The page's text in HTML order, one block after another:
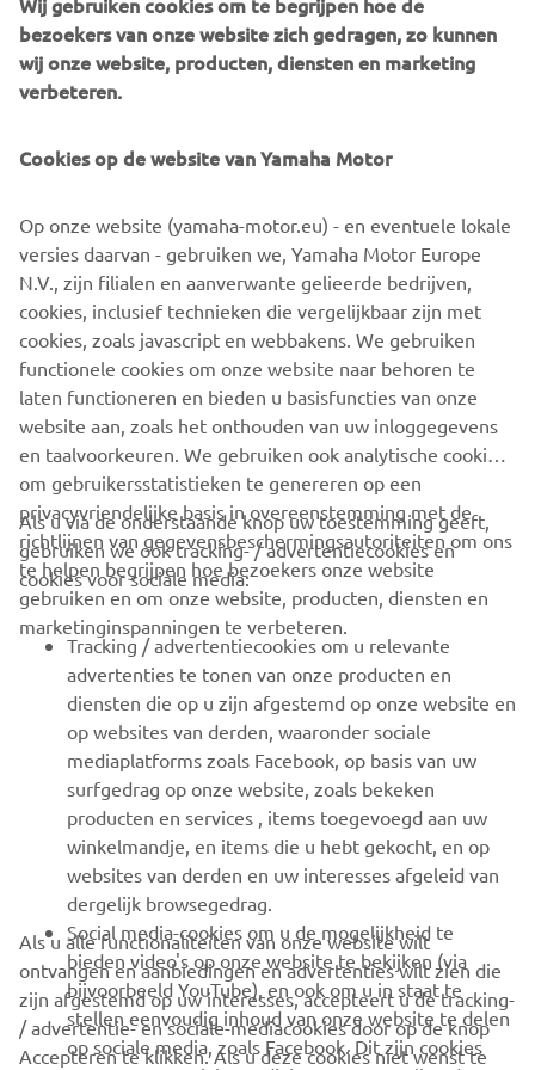
waarmee eigenaars de kleur en
afwerking naar eigen wens kunnen aanpassen om zo een
uniek, one-of- a-kind vaartuig te creëren. Hun range is
die vindt dat varen elegant, gedistingeerd en van alle
gemakken voorzien moet zijn.
1/10
OFFICIËLE WEBSITE VAN INVICTUS
CORPORATE
VOOR BEDRIJVEN
MEER YAMAHA
ONDERSTEUNING
NIEUWSBRIEF
Wees de eerste die meer te weten komt over de nieuwste deals,
speciale evenementen, nieuwe producten en nog veel meer
ABONNEREN
bezoekers van onze website zich gedragen, zo kunnen
wij onze website, producten, diensten en marketing
verbeteren.
Cookies op de website van Yamaha Motor
Op onze website (yamaha-motor.eu) - en eventuele lokale
versies daarvan - gebruiken we, Yamaha Motor Europe
N.V., zijn filialen en aanverwante gelieerde bedrijven,
cookies, inclusief technieken die vergelijkbaar zijn met
cookies, zoals javascript en webbakens. We gebruiken
functionele cookies om onze website naar behoren te
laten functioneren en bieden u basisfuncties van onze
website aan, zoals het onthouden van uw inloggegevens
en taalvoorkeuren. We gebruiken ook analytische cookies
om gebruikersstatistieken te genereren op een
privacyvriendelijke basis in overeenstemming met de
richtlijnen van gegevensbeschermingsautoriteiten om ons
te helpen begrijpen hoe bezoekers onze website
gebruiken en om onze website, producten, diensten en
marketinginspanningen te verbeteren.
Als u via de onderstaande knop uw toestemming geeft,
gebruiken we ook tracking- / advertentiecookies en
cookies voor sociale media:
Tracking / advertentiecookies om u relevante
advertenties te tonen van onze producten en
diensten die op u zijn afgestemd op onze website en
op websites van derden, waaronder sociale
mediaplatforms zoals Facebook, op basis van uw
surfgedrag op onze website, zoals bekeken
producten en services , items toegevoegd aan uw
winkelmandje, en items die u hebt gekocht, en op
websites van derden en uw interesses afgeleid van
dergelijk browsegedrag.
Social media-cookies om u de mogelijkheid te
bieden video's op onze website te bekijken (via
bijvoorbeeld YouTube), en ook om u in staat te
stellen eenvoudig inhoud van onze website te delen
op sociale media, zoals Facebook. Dit zijn cookies
Als u alle functionaliteiten van onze website wilt
ontvangen en aanbiedingen en advertenties wilt zien die
zijn afgestemd op uw interesses, accepteert u de tracking-
/ advertentie- en sociale-mediacookies door op de knop
Accepteren te klikken. Als u deze cookies niet wenst te